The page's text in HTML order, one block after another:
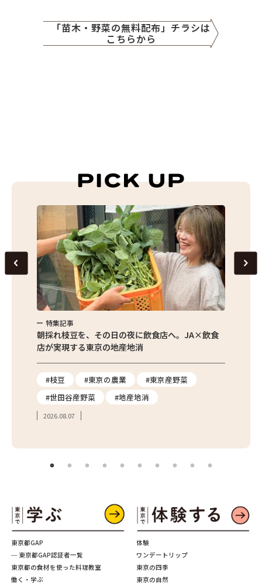
「苗木・野菜の無料配布」チラシは
こちらから
特集記事
朝採れ枝豆を、その日の夜に飲食店へ。JA×飲食
店が実現する東京の地産地消
#枝豆 #東京の農業
#東京産野菜
#世田谷産野菜
#地産地消
2026.08.07
東京都GAP
─ 東京都GAP認証者一覧
東京都の食材を使った料理教室
働く・学ぶ
体験
ワンデートリップ
東京の四季
東京の自然